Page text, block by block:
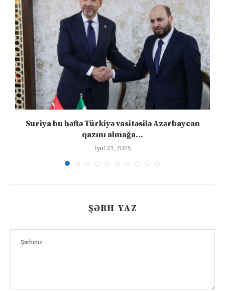
Suriya bu həftə Türkiyə vasitəsilə Azərbaycan
qazını almağa...
İyul 31, 2025
ŞƏRH YAZ